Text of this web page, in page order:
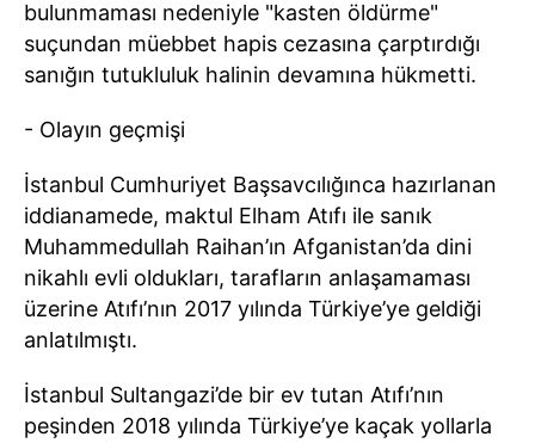
bulunmaması nedeniyle "kasten öldürme"
suçundan müebbet hapis cezasına çarptırdığı
sanığın tutukluluk halinin devamına hükmetti.
- Olayın geçmişi
İstanbul Cumhuriyet Başsavcılığınca hazırlanan
iddianamede, maktul Elham Atıfı ile sanık
Muhammedullah Raihan’ın Afganistan’da dini
nikahlı evli oldukları, tarafların anlaşamaması
üzerine Atıfı’nın 2017 yılında Türkiye’ye geldiği
anlatılmıştı.
İstanbul Sultangazi’de bir ev tutan Atıfı’nın
peşinden 2018 yılında Türkiye’ye kaçak yollarla